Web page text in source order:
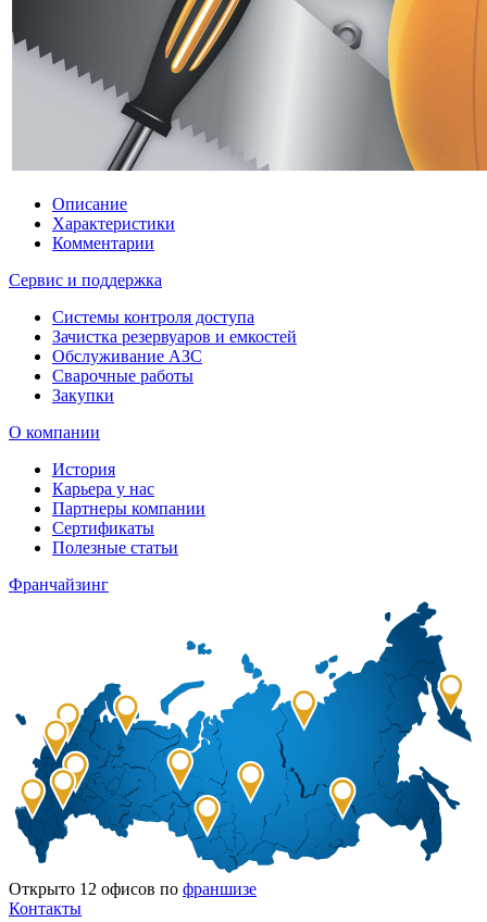
Описание
Характеристики
Комментарии
Сервис и поддержка
Системы контроля доступа
Зачистка резервуаров и емкостей
Обслуживание АЗС
Сварочные работы
Закупки
О компании
История
Карьера у нас
Партнеры компании
Сертификаты
Полезные статьи
Франчайзинг
Открыто 12 офисов по франшизе
Контакты